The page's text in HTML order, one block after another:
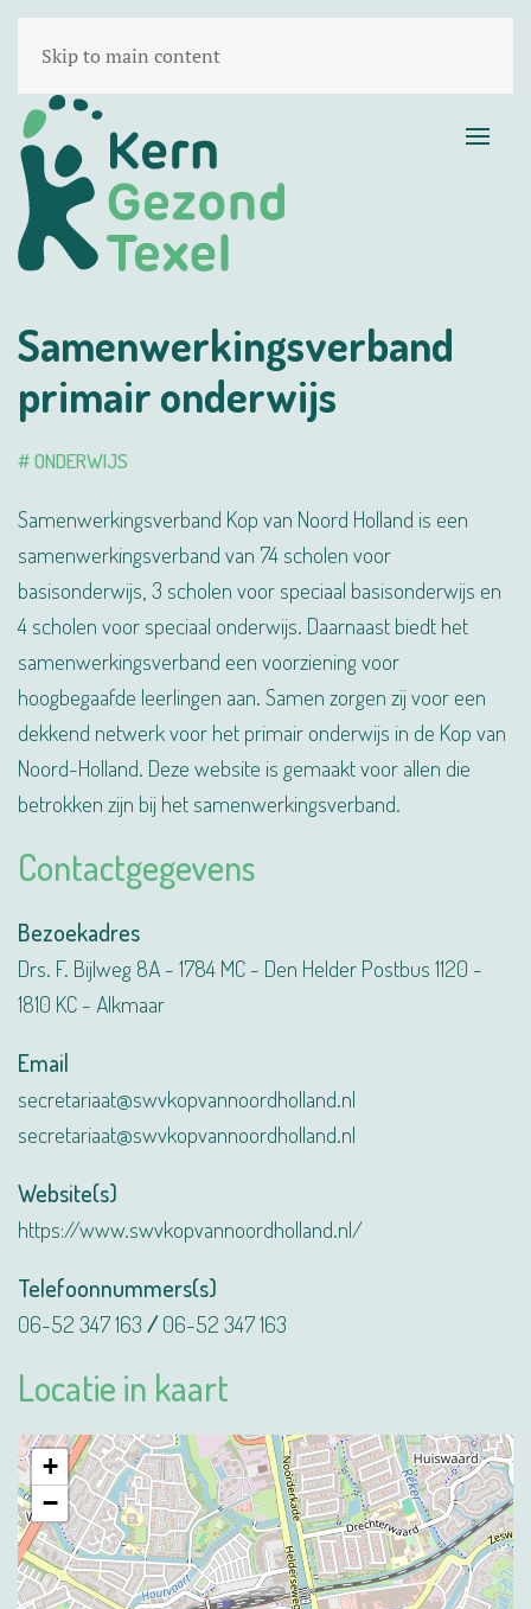
Skip to main content
Samenwerkingsverband
primair onderwijs
# ONDERWIJS
Samenwerkingsverband Kop van Noord Holland is een
samenwerkingsverband van 74 scholen voor
basisonderwijs, 3 scholen voor speciaal basisonderwijs en
4 scholen voor speciaal onderwijs. Daarnaast biedt het
samenwerkingsverband een voorziening voor
hoogbegaafde leerlingen aan. Samen zorgen zij voor een
dekkend netwerk voor het primair onderwijs in de Kop van
Noord-Holland. Deze website is gemaakt voor allen die
betrokken zijn bij het samenwerkingsverband.
Contactgegevens
Bezoekadres
Drs. F. Bijlweg 8A - 1784 MC - Den Helder Postbus 1120 -
1810 KC - Alkmaar
Email
secretariaat@swvkopvannoordholland.nl
secretariaat@swvkopvannoordholland.nl
Website(s)
https://www.swvkopvannoordholland.nl/
Telefoonnummers(s)
06-52 347 163 06-52 347 163
Locatie in kaart
+
−